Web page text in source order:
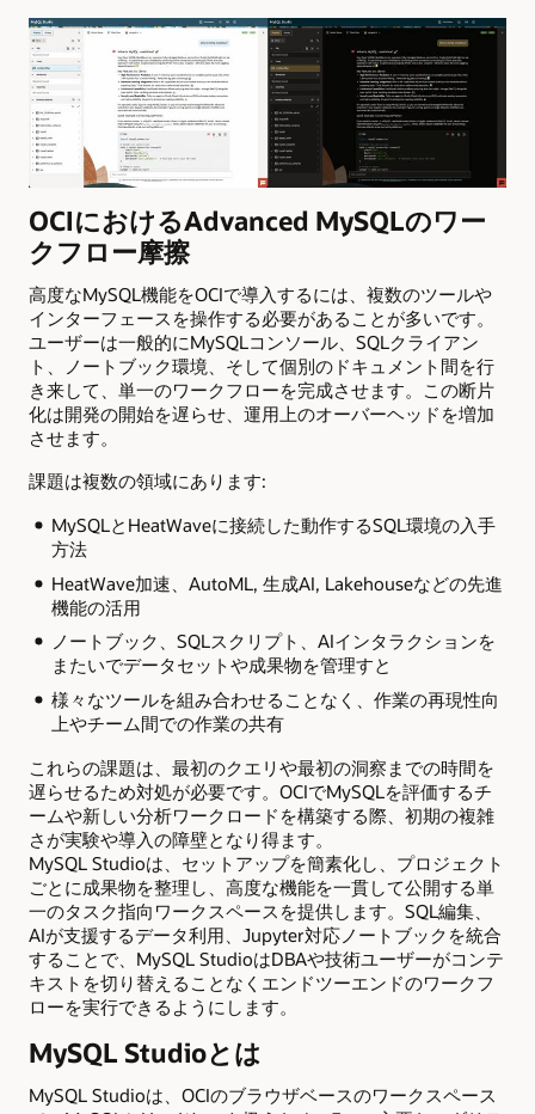
OCIにおけるAdvanced MySQLのワー
クフロー摩擦
高度なMySQL機能をOCIで導入するには、複数のツールや
インターフェースを操作する必要があることが多いです。
ユーザーは一般的にMySQLコンソール、SQLクライアン
ト、ノートブック環境、そして個別のドキュメント間を行
き来して、単一のワークフローを完成させます。この断片
化は開発の開始を遅らせ、運用上のオーバーヘッドを増加
させます。
課題は複数の領域にあります:
MySQLとHeatWaveに接続した動作するSQL環境の入手
方法
HeatWave加速、AutoML, 生成AI, Lakehouseなどの先進
機能の活用
ノートブック、SQLスクリプト、AIインタラクションを
またいでデータセットや成果物を管理すと
様々なツールを組み合わせることなく、作業の再現性向
上やチーム間での作業の共有
これらの課題は、最初のクエリや最初の洞察までの時間を
遅らせるため対処が必要です。OCIでMySQLを評価するチ
ームや新しい分析ワークロードを構築する際、初期の複雑
さが実験や導入の障壁となり得ます。
MySQL Studioは、セットアップを簡素化し、プロジェクト
ごとに成果物を整理し、高度な機能を一貫して公開する単
一のタスク指向ワークスペースを提供します。SQL編集、
AIが支援するデータ利用、Jupyter対応ノートブックを統合
することで、MySQL StudioはDBAや技術ユーザーがコンテ
キストを切り替えることなくエンドツーエンドのワークフ
ローを実行できるようにします。
MySQL Studioとは
MySQL Studioは、OCIのブラウザベースのワークスペース